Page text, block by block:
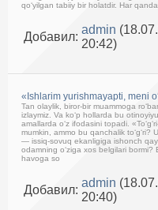
qo‘yilgan tabiiy bir holatdir. Har
Добавил:
admin
20:42)
«Ishlarim yurishmayapti, meni
Tan olaylik, biror-bir muammoga
izlaymiz. Va ko‘p hollarda bu
amallarda o‘z ifodasini topadi.
mumkin, ammo bu qanchalik
— issiq-sovuq ekanligiga ishonch
odamning o‘ziga xos belgilari bormi?
havoga so
Добавил:
admin
20:40)